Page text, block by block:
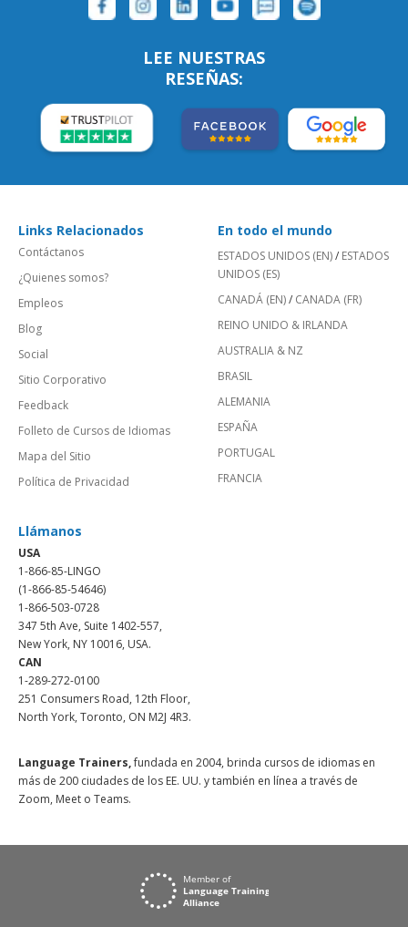
LEE NUESTRAS
RESEÑAS:
Links Relacionados
Contáctanos
¿Quienes somos?
Empleos
Blog
Social
Sitio Corporativo
Feedback
Folleto de Cursos de Idiomas
Mapa del Sitio
Política de Privacidad
En todo el mundo
ESTADOS UNIDOS (EN)/ ESTADOS
UNIDOS (ES)
CANADÁ (EN)/ CANADA (FR)
REINO UNIDO & IRLANDA
AUSTRALIA & NZ
BRASIL
ALEMANIA
ESPAÑA
PORTUGAL
FRANCIA
Llámanos
USA
1-866-85-LINGO
(1-866-85-54646)
1-866-503-0728
347 5th Ave, Suite 1402-557,
New York, NY 10016, USA.
CAN
1-289-272-0100
251 Consumers Road, 12th Floor,
North York, Toronto, ON M2J 4R3.
Language Trainers,fundada en 2004, brinda cursos de idiomas en
más de 200 ciudades de los EE. UU. y también en línea a través de
Zoom, Meet o Teams.